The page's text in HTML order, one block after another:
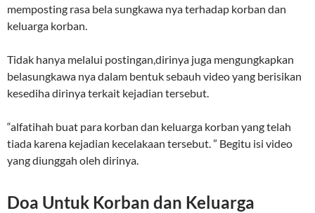
memposting rasa bela sungkawa nya terhadap korban dan
keluarga korban.
Tidak hanya melalui postingan,dirinya juga mengungkapkan
belasungkawa nya dalam bentuk sebauh video yang berisikan
kesediha dirinya terkait kejadian tersebut.
“alfatihah buat para korban dan keluarga korban yang telah
tiada karena kejadian kecelakaan tersebut. ” Begitu isi video
yang diunggah oleh dirinya.
Doa Untuk Korban dan Keluarga